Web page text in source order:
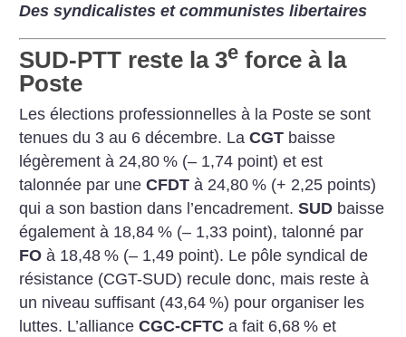
Des syndicalistes et communistes libertaires
SUD-PTT reste la 3e force à la
Poste
Les élections professionnelles à la Poste se sont
tenues du 3 au 6 décembre. LaCGT baisse
légèrement à 24,80 % (– 1,74 point) et est
talonnée par uneCFDT à 24,80 % (+ 2,25 points)
qui a son bastion dans l’encadrement.SUD baisse
également à 18,84 % (– 1,33 point), talonné par
FO à 18,48 % (– 1,49 point). Le pôle syndical de
résistance (CGT-SUD) recule donc, mais reste à
un niveau suffisant (43,64 %) pour organiser les
luttes. L’allianceCGC-CFTC a fait 6,68 % et